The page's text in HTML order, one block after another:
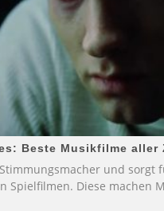
Beste Musikfilme aller
und sorgt
Spielfilmen. Diese machen